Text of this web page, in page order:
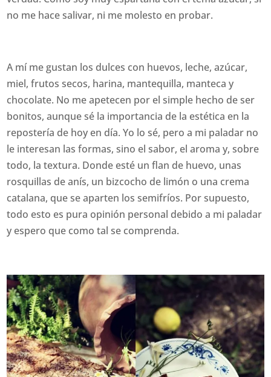
no me hace salivar, ni me molesto en probar.
A mí me gustan los dulces con huevos, leche, azúcar,
miel, frutos secos, harina, mantequilla, manteca y
chocolate. No me apetecen por el simple hecho de ser
bonitos, aunque sé la importancia de la estética en la
repostería de hoy en día. Yo lo sé, pero a mi paladar no
le interesan las formas, sino el sabor, el aroma y, sobre
todo, la textura. Donde esté un flan de huevo, unas
rosquillas de anís, un bizcocho de limón o una crema
catalana, que se aparten los semifríos. Por supuesto,
todo esto es pura opinión personal debido a mi paladar
y espero que como tal se comprenda.